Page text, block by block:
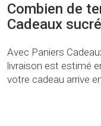
Combien de
Cadeaux
Avec Paniers
livraison est estimé
votre cadeau arrive